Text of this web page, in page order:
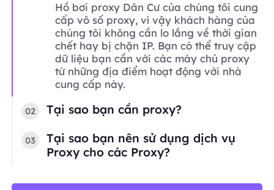
Hồ bơi proxy Dân Cư của chúng tôi cung
cấp vô số proxy, vì vậy khách hàng của
chúng tôi không cần lo lắng về thời gian
chết hay bị chặn IP. Bạn có thể truy cập
dữ liệu bạn cần với các máy chủ proxy
từ những địa điểm hoạt động với nhà
cung cấp này.
02 Tại sao bạn cần proxy?
03
Tại sao bạn nên sử dụng dịch vụ
Proxy cho các Proxy?